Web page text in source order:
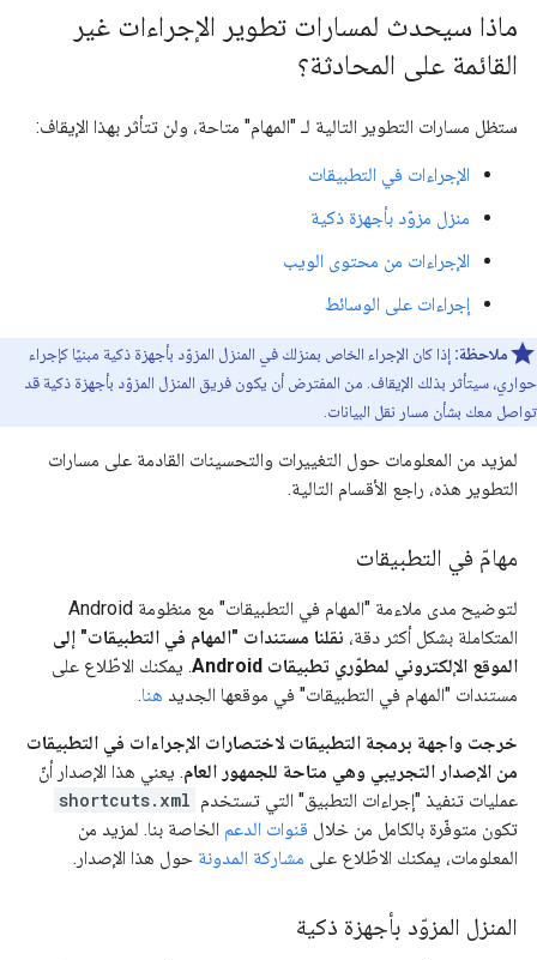
ماذا سيحدث لمسارات تطوير الإجراءات غير
القائمة على المحادثة؟
ستظل مسارات التطوير التالية لـ "المهام" متاحة، ولن تتأثر بهذا الإيقاف:
الإجراءات في التطبيقات
منزل مزوّد بأجهزة ذكية
الإجراءات من محتوى الويب
إجراءات على الوسائط
ملاحظة: إذا كان الإجراء الخاص بمنزلك في المنزل المزوّد بأجهزة ذكية مبنيًا كإجراء
حواري، سيتأثر بذلك الإيقاف. من المفترض أن يكون فريق المنزل المزوّد بأجهزة ذكية قد
تواصل معك بشأن مسار نقل البيانات.
لمزيد من المعلومات حول التغييرات والتحسينات القادمة على مسارات
التطوير هذه، راجع الأقسام التالية.
مهامّ في التطبيقات
لتوضيح مدى ملاءمة "المهام في التطبيقات" مع منظومة Android
المتكاملة بشكل أكثر دقة، نقلنا مستندات "المهام في التطبيقات" إلى
الموقع الإلكتروني لمطوّري تطبيقات Android
. يمكنك الاطّلاع على
مستندات "المهام في التطبيقات" في موقعها الجديد هنا.
خرجت واجهة برمجة التطبيقات لاختصارات الإجراءات في التطبيقات
من الإصدار التجريبي وهي متاحة للجمهور العام. يعني هذا الإصدار أنّ
عمليات تنفيذ "إجراءات التطبيق" التي تستخدم shortcuts.xml
تكون متوفّرة بالكامل من خلال قنوات الدعم الخاصة بنا. لمزيد من
المعلومات، يمكنك الاطّلاع على مشاركة المدونة حول هذا الإصدار.
المنزل المزوّد بأجهزة ذكية